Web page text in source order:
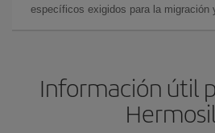
específicos exigidos para la migración
Información útil